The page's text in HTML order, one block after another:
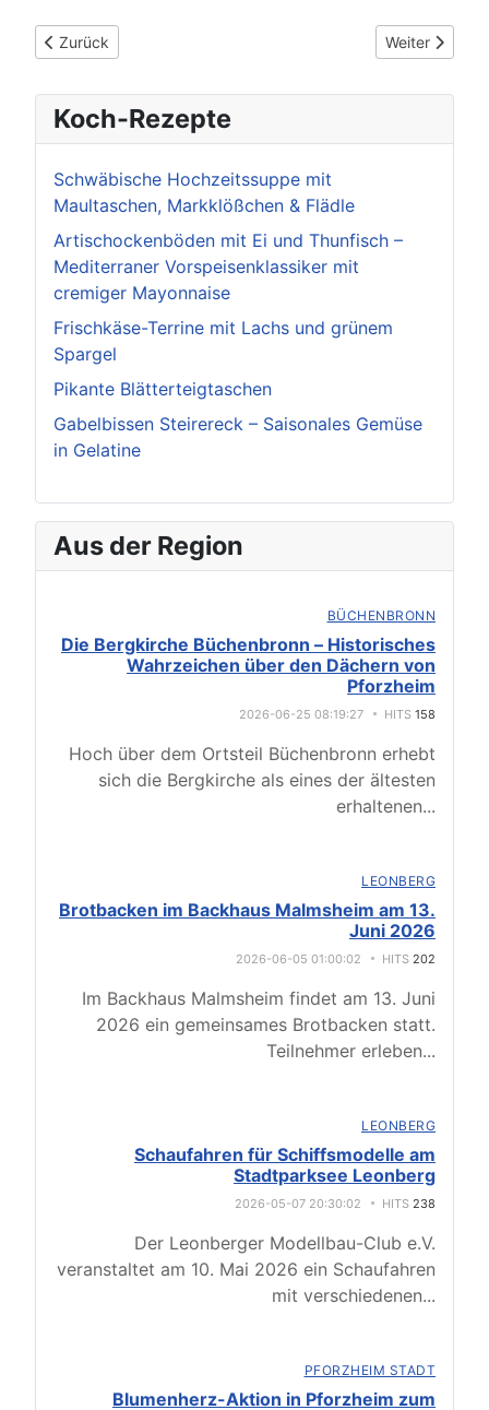
Vorheriger Beitrag: Rekordförderung für Feuerwehren im
Zurück Nächster
Weiter
Koch-Rezepte
Schwäbische Hochzeitssuppe mit
Maultaschen, Markklößchen & Flädle
Artischockenböden mit Ei und Thunfisch –
Mediterraner Vorspeisenklassiker mit
cremiger Mayonnaise
Frischkäse-Terrine mit Lachs und grünem
Spargel
Pikante Blätterteigtaschen
Gabelbissen Steirereck – Saisonales Gemüse
in Gelatine
Aus der Region
BÜCHENBRONN
Die Bergkirche Büchenbronn – Historisches
Wahrzeichen über den Dächern von
Pforzheim
2026-06-25 08:19:27 HITS 158
Hoch über dem Ortsteil Büchenbronn erhebt
sich die Bergkirche als eines der ältesten
erhaltenen...
LEONBERG
Brotbacken im Backhaus Malmsheim am 13.
Juni 2026
2026-06-05 01:00:02 HITS 202
Im Backhaus Malmsheim findet am 13. Juni
2026 ein gemeinsames Brotbacken statt.
Teilnehmer erleben...
LEONBERG
Schaufahren für Schiffsmodelle am
Stadtparksee Leonberg
2026-05-07 20:30:02 HITS 238
Der Leonberger Modellbau-Club e.V.
veranstaltet am 10. Mai 2026 ein Schaufahren
mit verschiedenen...
PFORZHEIM STADT
Blumenherz-Aktion in Pforzheim zum